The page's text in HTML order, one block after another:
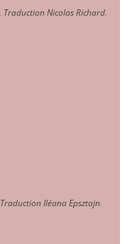
Nicolas Richard.
Iléana Epsztajn.